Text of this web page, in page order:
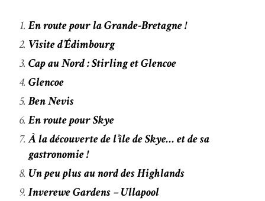
En route pour la Grande-Bretagne !
Visite d’Édimbourg
Cap au Nord : Stirling et Glencoe
Glencoe
Ben Nevis
En route pour Skye
À la découverte de l’île de Skye… et de sa
gastronomie !
Un peu plus au nord des Highlands
Inverewe Gardens – Ullapool